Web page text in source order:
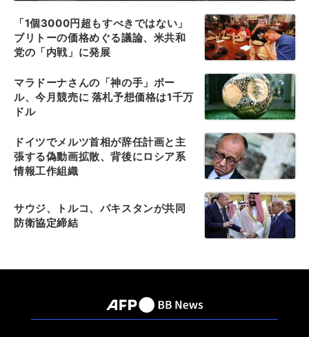
「1個3000円超もすべきではない」
ブリトーの価格めぐる議論、米共和
党の「内戦」に発展
マラドーナさんの「神の手」ボー
ル、今月競売に 落札予想価格は1千万
ドル
ドイツでメルツ首相が辞任計画と主
張する偽動画拡散、背後にロシア系
情報工作組織
サウジ、トルコ、パキスタンが共同
防衛協定締結